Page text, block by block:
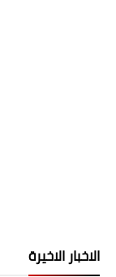
الاخبار الاخيرة